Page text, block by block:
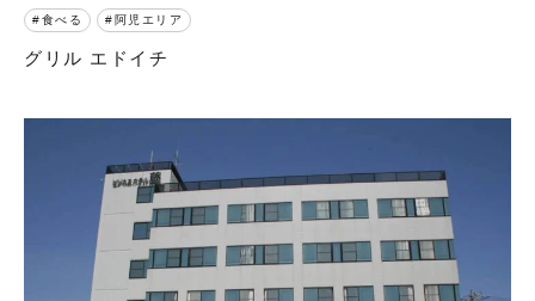
食べる 阿児エリア
グリル エドイチ